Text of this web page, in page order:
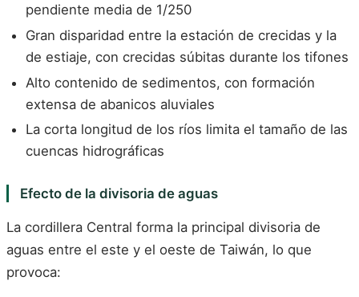
pendiente media de 1/250
Gran disparidad entre la estación de crecidas y la
de estiaje, con crecidas súbitas durante los tifones
Alto contenido de sedimentos, con formación
extensa de abanicos aluviales
La corta longitud de los ríos limita el tamaño de las
cuencas hidrográficas
Efecto de la divisoria de aguas
La cordillera Central forma la principal divisoria de
aguas entre el este y el oeste de Taiwán, lo que
provoca: